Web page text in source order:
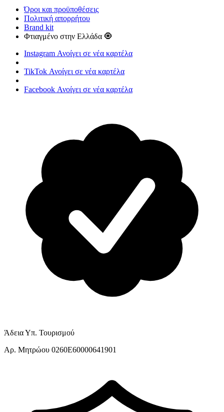
Όροι και προϋποθέσεις
Πολιτική απορρήτου
Brand kit
Φτιαγμένο στην Ελλάδα 🧿
Instagram Ανοίγει σε νέα καρτέλα
TikTok Ανοίγει σε νέα καρτέλα
Facebook Ανοίγει σε νέα καρτέλα
Άδεια Υπ. Τουρισμού
Αρ. Μητρώου 0260E60000641901